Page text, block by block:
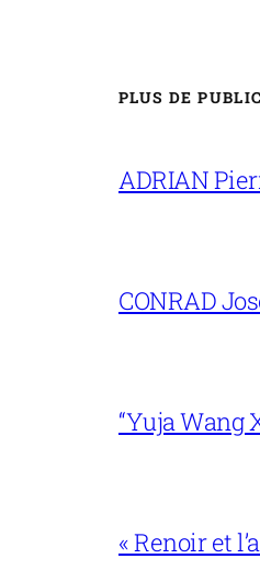
PLUS DE
ADRIAN
CONRAD
“Yuja Wang
« Renoir et